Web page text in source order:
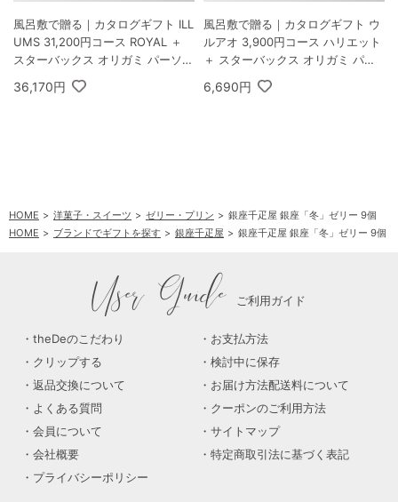
風呂敷で贈る｜カタログギフト ILL
UMS 31,200円コース ROYAL ＋
スターバックス オリガミ パーソナ
ルドリップ コーヒーギフトA
36,170円
風呂敷で贈る｜カタログギフト ウ
ルアオ 3,900円コース ハリエット
＋ スターバックス オリガミ パー
ソナルドリップ コーヒーギフトB
6,690円
HOME 洋菓子・スイーツ ゼリー・プリン
銀座千疋屋 銀座「冬」ゼリー 9個
HOME
ブランドでギフトを探す 銀座千疋屋 銀座千疋屋 銀座「冬」ゼリー 9個
User Guide ご利用ガイド
theDeのこだわり
お支払方法
クリップする
検討中に保存
返品交換について
お届け方法配送料について
よくある質問
クーポンのご利用方法
会員について
サイトマップ
会社概要
特定商取引法に基づく表記
プライバシーポリシー